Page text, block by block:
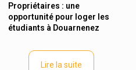
Propriétaires : une
opportunité pour loger les
étudiants à Douarnenez
Lire la suite